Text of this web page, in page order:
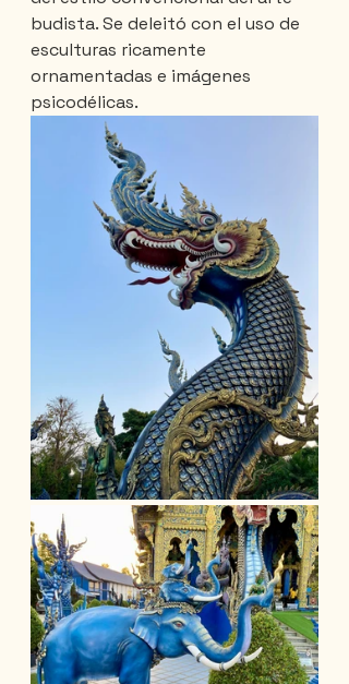
budista. Se deleitó con el uso de
esculturas ricamente
ornamentadas e imágenes
psicodélicas.